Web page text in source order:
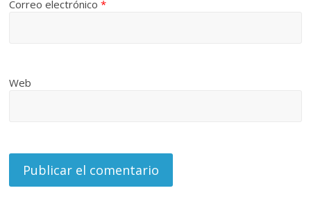
Correo electrónico*
Web